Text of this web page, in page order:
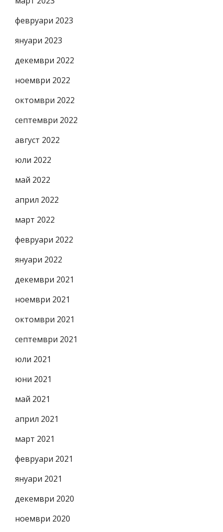
февруари 2023
януари 2023
декември 2022
ноември 2022
октомври 2022
септември 2022
август 2022
юли 2022
май 2022
април 2022
март 2022
февруари 2022
януари 2022
декември 2021
ноември 2021
октомври 2021
септември 2021
юли 2021
юни 2021
май 2021
април 2021
март 2021
февруари 2021
януари 2021
декември 2020
ноември 2020